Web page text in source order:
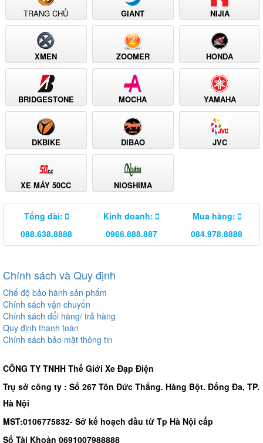
TRANG CHỦ GIANT NIJIA
XMEN ZOOMER HONDA
BRIDGESTONE MOCHA YAMAHA
DKBIKE DIBAO JVC
XE MÁY 50CC NIOSHIMA
Tổng đài:
088.638.8888
Kinh doanh:
0966.888.887
Mua hàng:
084.978.8888
Chính sách và Quy định
Chế độ bảo hành sản phẩm
Chính sách vận chuyển
Chính sách đổi hàng/ trả hàng
Quy định thanh toán
Chính sách bảo mật thông tin
CÔNG TY TNHH Thế Giới Xe Đạp Điện
Trụ sở công ty : Số 267 Tôn Đức Thắng. Hàng Bột. Đống Đa, TP.
Hà Nội
MST:0106775832- Sở kế hoạch đầu từ Tp Hà Nội cấp
Số Tài Khoản 0691007988888